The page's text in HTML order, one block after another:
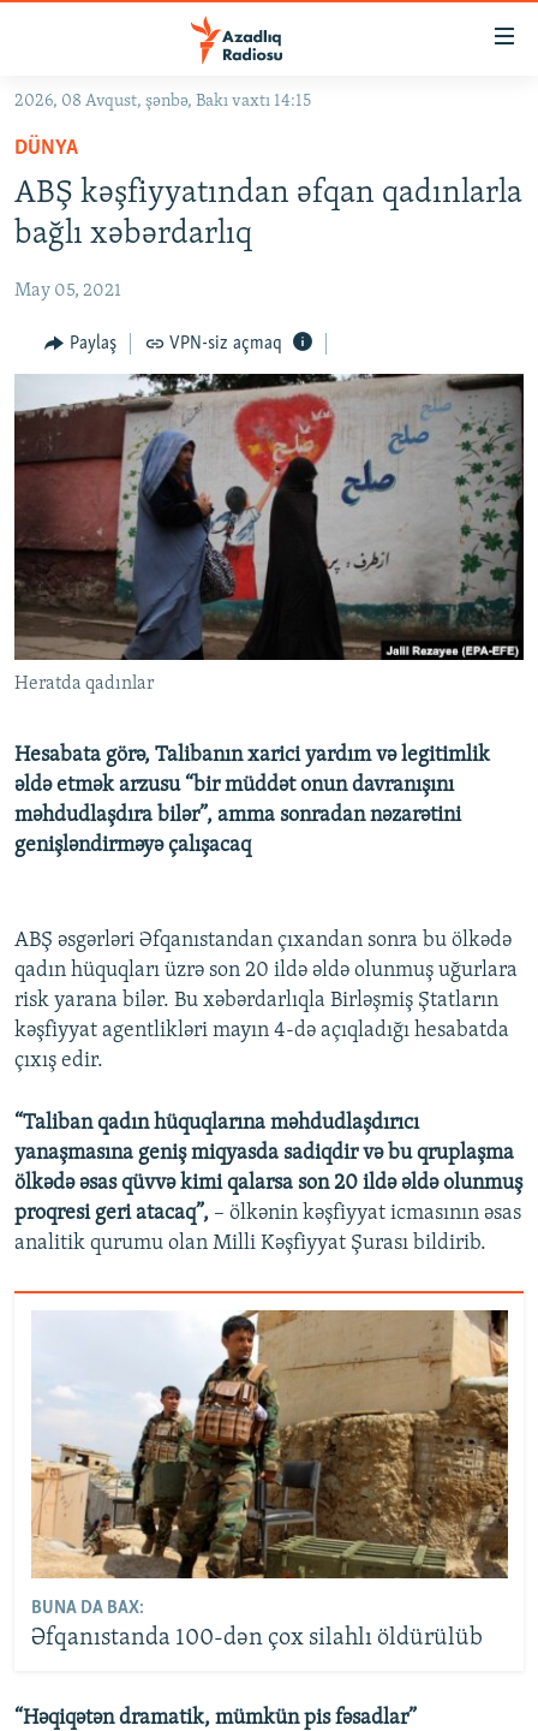
Əsas
qayıt
Əsas
naviqasiyaya
qayıt
#İZAHLA
KORRUPSIOMETR
#ƏSLINDƏ
FƏRQƏ BAX
QANUNI DOĞRU
ARAŞDIRMA
MULTIMEDIA
FOTOQALEREYA
İNFOQRAFIKA
KARIKATURA
RADIO ARXIV
AZƏRBAYCAN ƏDƏBIYYATI KITABXANASI
İSLAM VƏ DEMOKRATIYA
İZ - MƏDƏNIYYƏT PROQRAMI
HAQQIMIZDA
MISSIYAMIZ
PEŞƏ ETIKASI VƏ JURNALISTIKA STANDARTLARIMIZ
MATERIALLARIMIZDAN ISTIFADƏ
AZADLIQRADIOSU MOBIL TELEFONUNUZDA
XƏBƏR BÜLLETENLƏRIMIZ
BIZI IZLƏ
RFE/RL-in bütün saytları
2026, 08 Avqust, şənbə, Bakı vaxtı 14:15
DÜNYA
ABŞ kəşfiyyatından əfqan qadınlarla
bağlı xəbərdarlıq
May 05, 2021
Paylaş VPN-siz açmaq
Heratda qadınlar
Hesabata görə, Talibanın xarici yardım və legitimlik
əldə etmək arzusu “bir müddət onun davranışını
məhdudlaşdıra bilər”, amma sonradan nəzarətini
genişləndirməyə çalışacaq
ABŞ əsgərləri Əfqanıstandan çıxandan sonra bu ölkədə
qadın hüquqları üzrə son 20 ildə əldə olunmuş uğurlara
risk yarana bilər. Bu xəbərdarlıqla Birləşmiş Ştatların
kəşfiyyat agentlikləri mayın 4-də açıqladığı hesabatda
çıxış edir.
“Taliban qadın hüquqlarına məhdudlaşdırıcı
yanaşmasına geniş miqyasda sadiqdir və bu qruplaşma
ölkədə əsas qüvvə kimi qalarsa son 20 ildə əldə olunmuş
proqresi geri atacaq”, – ölkənin kəşfiyyat icmasının əsas
analitik qurumu olan Milli Kəşfiyyat Şurası bildirib.
BUNA DA BAX:
Əfqanıstanda 100-dən çox silahlı öldürülüb
“Həqiqətən dramatik, mümkün pis fəsadlar”